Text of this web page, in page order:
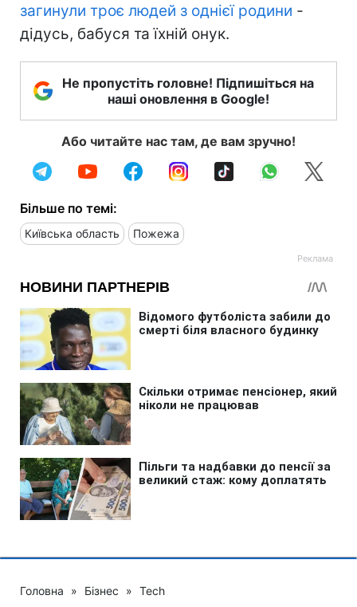
загинули троє людей з однієї родини -
дідусь, бабуся та їхній онук.
Не пропустіть головне! Підпишіться на
наші оновлення в Google!
Або читайте нас там, де вам зручно!
Більше по темі:
Київська область Пожежа
Головна » Бізнес » Tech